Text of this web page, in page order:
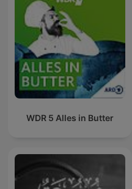
WDR 5 Alles in Butter